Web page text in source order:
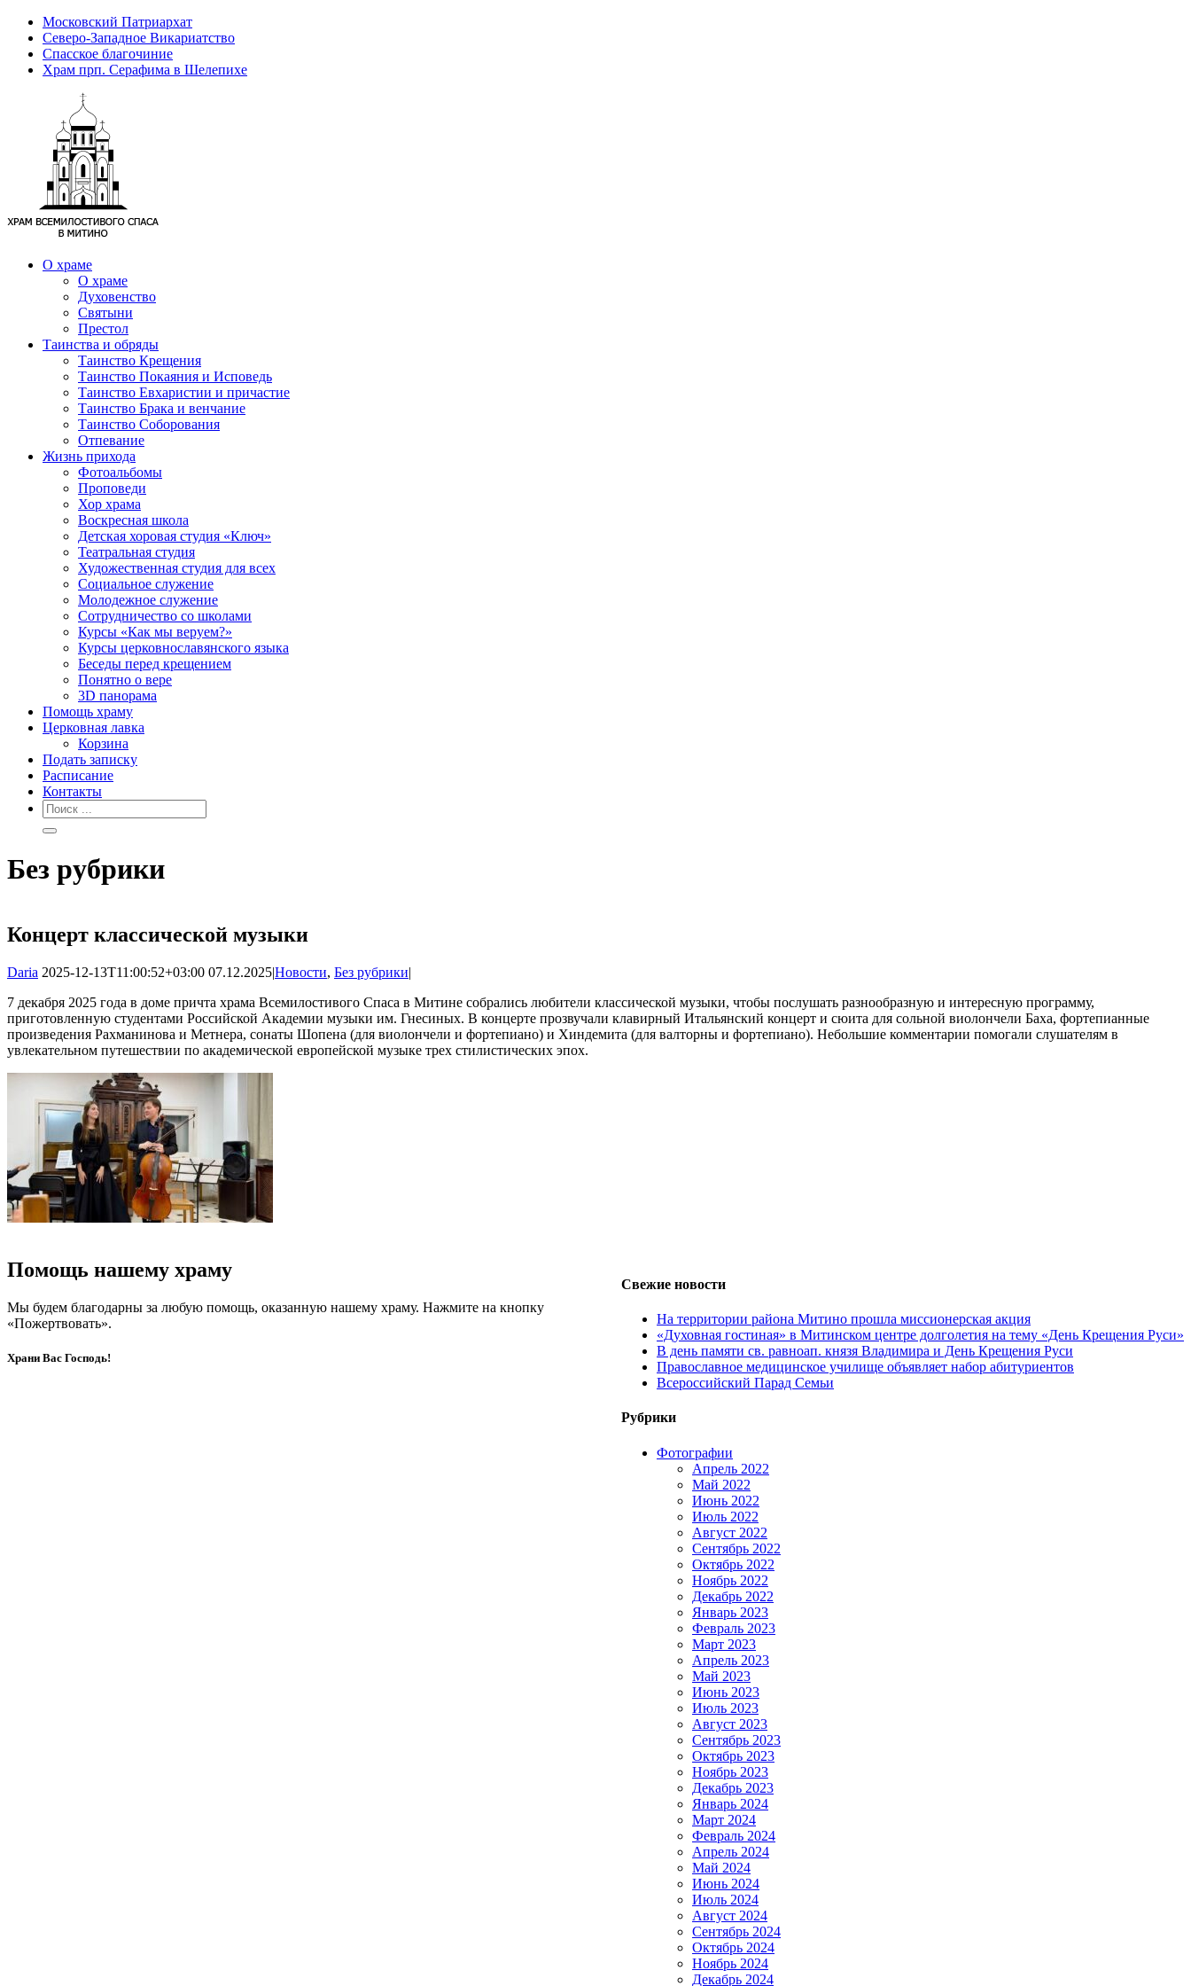
Московский Патриархат
Северо-Западное Викариатство
Спасское благочиние
Храм прп. Серафима в Шелепихе
О храме
О храме
Духовенство
Святыни
Престол
Таинства и обряды
Таинство Крещения
Таинство Покаяния и Исповедь
Таинство Евхаристии и причастие
Таинство Брака и венчание
Таинство Соборования
Отпевание
Жизнь прихода
Фотоальбомы
Проповеди
Хор храма
Воскресная школа
Детская хоровая студия «Ключ»
Театральная студия
Х​удожественная студия для всех
Социальное служение
Молодежное служение
Сотрудничество со школами
Курсы «Как мы веруем?»
Курсы церковнославянского языка
Беседы перед крещением
Понятно о вере
3D панорама
Помощь храму
Церковная лавка
Корзина
Подать записку
Расписание
Контакты
Без рубрики
Концерт классической музыки
Daria 2025-12-13T11:00:52+03:00 07.12.2025|Новости, Без рубрики|
7 декабря 2025 года в доме причта храма Всемилостивого Спаса в Митине собрались любители классической музыки, чтобы послушать разнообразную и интересную программу,
приготовленную студентами Российской Академии музыки им. Гнесиных. В концерте прозвучали клавирный Итальянский концерт и сюита для сольной виолончели Баха, фортепианные
произведения Рахманинова и Метнера, сонаты Шопена (для виолончели и фортепиано) и Хиндемита (для валторны и фортепиано). Небольшие комментарии помогали слушателям в
увлекательном путешествии по академической европейской музыке трех стилистических эпох.
Свежие новости
На территории района Митино прошла миссионерская акция
«Духовная гостиная» в Митинском центре долголетия на тему «День Крещения Руси»
В день памяти св. равноап. князя Владимира и День Крещения Руси
Православное медицинское училище объявляет набор абитуриентов
Всероссийский Парад Семьи
Рубрики
Фотографии
Апрель 2022
Май 2022
Июнь 2022
Июль 2022
Август 2022
Сентябрь 2022
Октябрь 2022
Ноябрь 2022
Декабрь 2022
Январь 2023
Февраль 2023
Март 2023
Апрель 2023
Май 2023
Июнь 2023
Июль 2023
Август 2023
Сентябрь 2023
Октябрь 2023
Ноябрь 2023
Декабрь 2023
Январь 2024
Март 2024
Февраль 2024
Апрель 2024
Май 2024
Июнь 2024
Июль 2024
Август 2024
Сентябрь 2024
Октябрь 2024
Ноябрь 2024
Декабрь 2024
Помощь нашему храму
Мы будем благодарны за любую помощь, оказанную нашему храму. Нажмите на кнопку
«Пожертвовать».
Храни Вас Господь!